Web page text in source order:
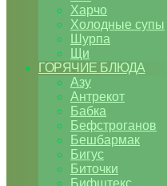
Харчо
Холодные супы
Шурпа
Щи
ГОРЯЧИЕ БЛЮДА
Азу
Антрекот
Бабка
Бефстроганов
Бешбармак
Бигус
Биточки
Бифштекс